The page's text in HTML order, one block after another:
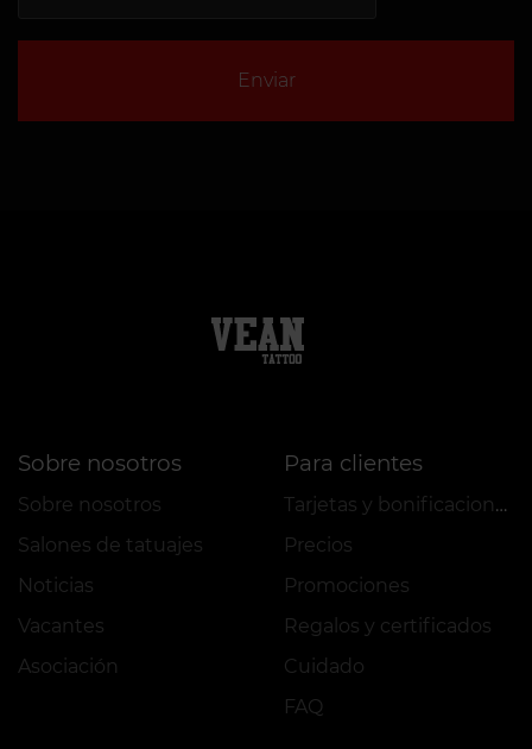
Enviar
Sobre nosotros
Sobre nosotros
Salones de tatuajes
Noticias
Vacantes
Asociación
Para clientes
Tarjetas y bonificaciones
Precios
Promociones
Regalos y certificados
Cuidado
FAQ